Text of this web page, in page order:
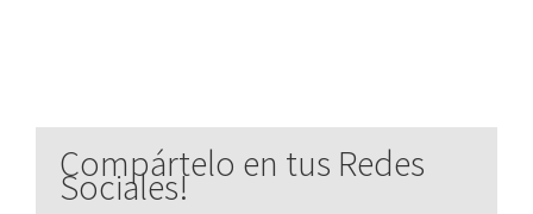
Compártelo en tus Redes
Sociales!